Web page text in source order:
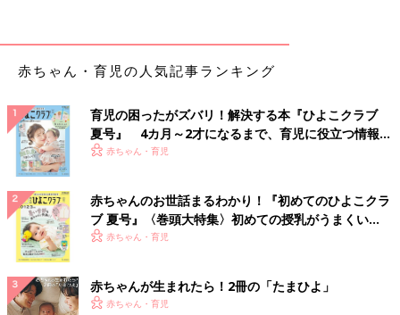
赤ちゃん・育児の人気記事ランキング
育児の困ったがズバリ！解決する本『ひよこクラブ
夏号』 4カ月～2才になるまで、育児に役立つ情報が
いっぱい！
赤ちゃん・育児
赤ちゃんのお世話まるわかり！『初めてのひよこクラ
ブ 夏号』〈巻頭大特集〉初めての授乳がうまくい
く！ おっぱい・ミルクの基本と夏のトラブル 解決テ
赤ちゃん・育児
赤ちゃんが生まれたら！2冊の「たまひよ」
赤ちゃん・育児